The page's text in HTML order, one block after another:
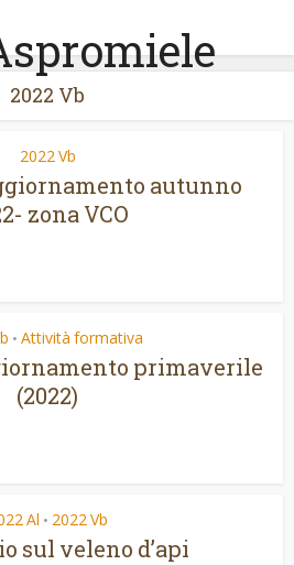
2022 Vb
2022 Vb
autunno
zona VCO
• Attività formativa
primaverile
(2022)
Al • 2022 Vb
sul veleno d’api